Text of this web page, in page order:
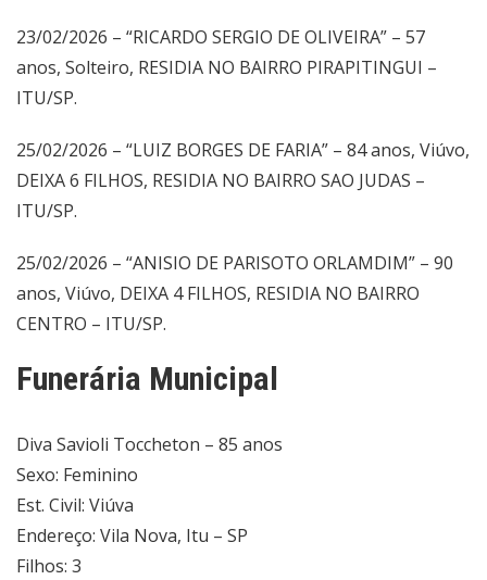
23/02/2026 – “RICARDO SERGIO DE OLIVEIRA” – 57
anos, Solteiro, RESIDIA NO BAIRRO PIRAPITINGUI –
ITU/SP.
25/02/2026 – “LUIZ BORGES DE FARIA” – 84 anos, Viúvo,
DEIXA 6 FILHOS, RESIDIA NO BAIRRO SAO JUDAS –
ITU/SP.
25/02/2026 – “ANISIO DE PARISOTO ORLAMDIM” – 90
anos, Viúvo, DEIXA 4 FILHOS, RESIDIA NO BAIRRO
CENTRO – ITU/SP.
Funerária Municipal
Diva Savioli Toccheton – 85 anos
Sexo: Feminino
Est. Civil: Viúva
Endereço: Vila Nova, Itu – SP
Filhos: 3